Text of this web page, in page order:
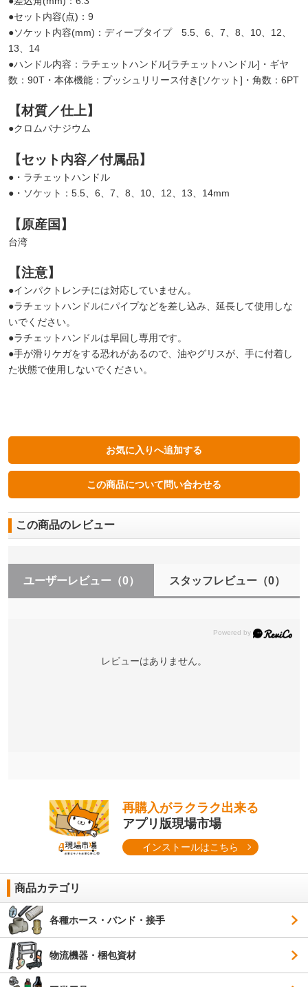
●セット内容(点)：9
●ソケット内容(mm)：ディープタイプ 5.5、6、7、8、10、12、
13、14
●ハンドル内容：ラチェットハンドル[ラチェットハンドル]・ギヤ
数：90T・本体機能：プッシュリリース付き[ソケット]・角数：6PT
【材質／仕上】
●クロムバナジウム
【セット内容／付属品】
●・ラチェットハンドル
●・ソケット：5.5、6、7、8、10、12、13、14mm
【原産国】
台湾
【注意】
●インパクトレンチには対応していません。
●ラチェットハンドルにパイプなどを差し込み、延長して使用しな
いでください。
●ラチェットハンドルは早回し専用です。
●手が滑りケガをする恐れがあるので、油やグリスが、手に付着し
た状態で使用しないでください。
この商品のレビュー
ユーザーレビュー （0） スタッフレビュー（0）
レビューはありません。
再購入がラクラク出来る
アプリ版現場市場
インストールはこちら
商品カテゴリ
各種ホース・バンド・接手
物流機器・梱包資材